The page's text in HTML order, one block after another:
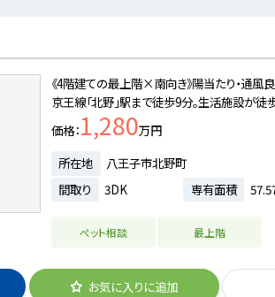
《4階建ての最上階×南向き》陽当たり・通
京王線「北野」駅まで徒歩9分。生活施設が徒
価格 1,280万円
所在地
八王子市北野町
間取り
3DK 専有面積
ペット相談 最上階
お気に入りに追加